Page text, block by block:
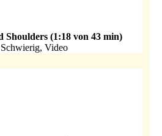
Shoulders (1:18 von 43 min)
Video